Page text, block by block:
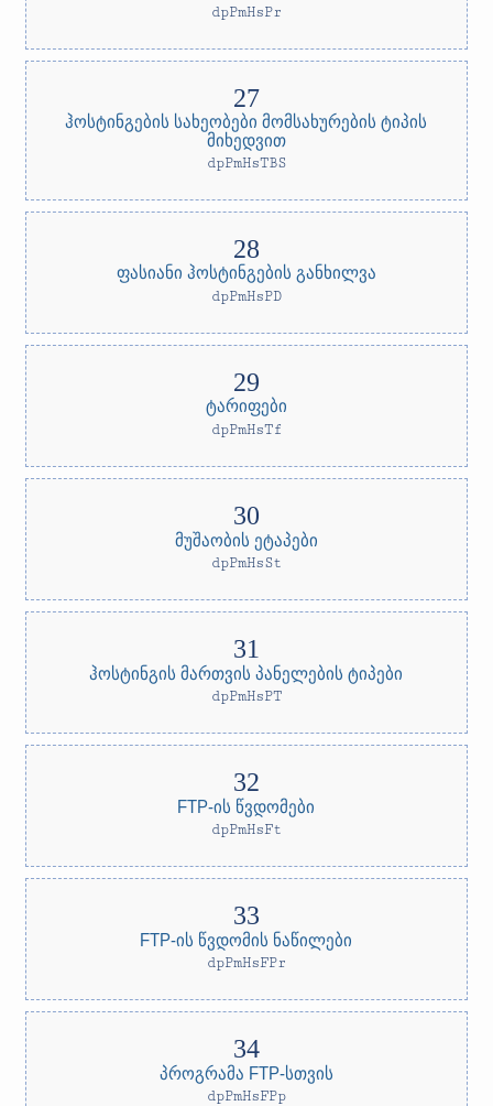
dpPmHsPr
ჰოსტინგების სახეობები მომსახურების ტიპის
მიხედვით
dpPmHsTBS
ფასიანი ჰოსტინგების განხილვა
dpPmHsPD
ტარიფები
dpPmHsTf
მუშაობის ეტაპები
dpPmHsSt
ჰოსტინგის მართვის პანელების ტიპები
dpPmHsPT
FTP-ის წვდომები
dpPmHsFt
FTP-ის წვდომის ნაწილები
dpPmHsFPr
პროგრამა FTP-სთვის
dpPmHsFPp